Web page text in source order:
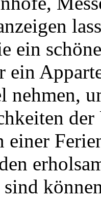
ein
ein
nehmen,
der
einer